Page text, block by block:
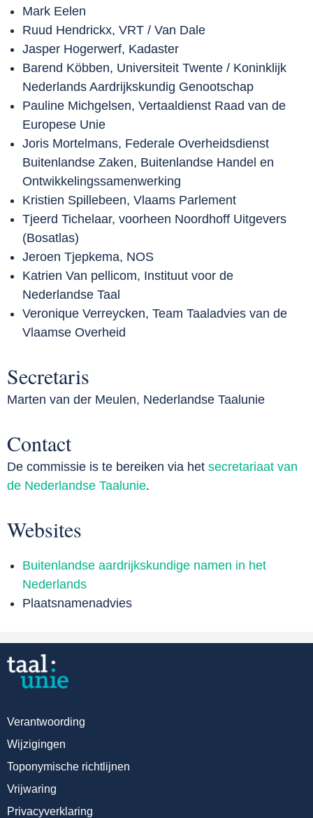
Mark Eelen
Ruud Hendrickx, VRT / Van Dale
Jasper Hogerwerf, Kadaster
Barend Köbben, Universiteit Twente / Koninklijk
Nederlands Aardrijkskundig Genootschap
Pauline Michgelsen, Vertaaldienst Raad van de
Europese Unie
Joris Mortelmans, Federale Overheidsdienst
Buitenlandse Zaken, Buitenlandse Handel en
Ontwikkelingssamenwerking
Kristien Spillebeen, Vlaams Parlement
Tjeerd Tichelaar, voorheen Noordhoff Uitgevers
(Bosatlas)
Jeroen Tjepkema, NOS
Katrien Van pellicom, Instituut voor de
Nederlandse Taal
Veronique Verreycken, Team Taaladvies van de
Vlaamse Overheid
Secretaris
Marten van der Meulen, Nederlandse Taalunie
Contact
De commissie is te bereiken via het secretariaat van
de Nederlandse Taalunie.
Websites
Buitenlandse aardrijkskundige namen in het
Nederlands
Plaatsnamenadvies
Verantwoording
Wijzigingen
Toponymische richtlijnen
Vrijwaring
Privacyverklaring